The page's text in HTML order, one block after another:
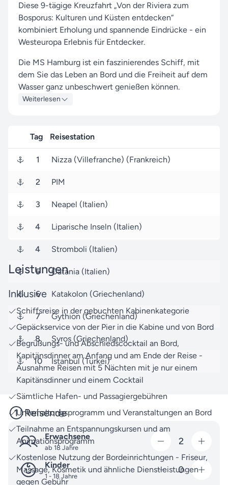
Diese 9-tägige Kreuzfahrt „Von der Riviera zum
Bosporus: Kulturen und Küsten entdecken“
kombiniert Erholung und spannende Eindrücke - ein
Westeuropa Erlebnis für Entdecker.
Die MS Hamburg ist ein faszinierendes Schiff, mit
dem Sie das Leben an Bord und die Freiheit auf dem
Wasser ganz unbeschwert genießen können.
eine besondere Weise kennenzulernen und Neues
zu entdecken.
Von Nizza (Villefranche) (Frankreich) aus brechen
Sie am 23. Oktober 2026 auf, um nach 9 Tagen den
Zielhafen {{{endPortName}}} ({{{endPortCountry}}})
zu erreichen, wo Ihre Reise endet.
Mit Seereisen.de an Ihrer Seite dürfen Sie sich auf
eine Plantours Hochseekreuzfahrten Kreuzfahrt
voller unvergesslicher Momente freuen - wir
an Bord perfekt wird.
Nutzen Sie unsere Reisesuche, um noch mehr
Hochseekreuzfahrten zu entdecken.
Unser Team von Reiseexperten freut sich, Ihnen bei
Fragen rund um Ihre Reise weiterzuhelfen. Egal ob
zur Buchung oder anderen Themen - zögern Sie
nicht, uns jederzeit zukontaktieren.
Freuen Sie sich auf unvergessliche
Vorfreudemomente und lassen Sie uns gemeinsam
Ihre Traumreise gestalten.
Weiterlesen
Tag Reisestation
1 Nizza (Villefranche) (Frankreich)
2 PIM
3 Neapel (Italien)
4 Liparische Inseln (Italien)
4 Stromboli (Italien)
5 Catania (Italien)
6 Katakolon (Griechenland)
7 Gythion (Griechenland)
8 Syros (Griechenland)
10 Istanbul (Türkei)
Leistungen
Inklusive
Schiffsreise in der gebuchten Kabinenkategorie
Gepäckservice von der Pier in die Kabine und von Bord
Begrüßungs- und Abschiedscocktail an Bord,
Kapitänsdinner am Anfang und am Ende der Reise -
Ausnahme Reisen mit 5 Nächten mit je nur einem
Kapitänsdinner und einem Cocktail
Sämtliche Hafen- und Passagiergebühren
Unterhaltungsprogramm und Veranstaltungen an Bord
Teilnahme an Entspannungskursen und am
Animationsprogramm
Kostenlose Nutzung der Bordeinrichtungen - Friseur,
Massage, Kosmetik und ähnliche Dienstleistungen
gegen Gebühr
Reisende
Erwachsene
ab 18 Jahre
2
Kinder
1 - 18 Jahre
0